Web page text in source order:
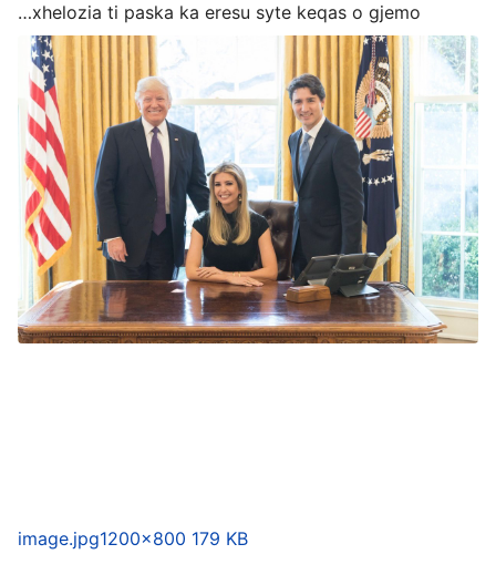
…xhelozia ti paska ka eresu syte keqas o gjemo
image.jpg1200×800 179 KB